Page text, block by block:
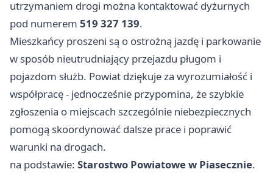
utrzymaniem drogi można kontaktować dyżurnych
pod numerem 519 327 139.
Mieszkańcy proszeni są o ostrożną jazdę i parkowanie
w sposób nieutrudniający przejazdu pługom i
pojazdom służb. Powiat dziękuje za wyrozumiałość i
współpracę - jednocześnie przypomina, że szybkie
zgłoszenia o miejscach szczególnie niebezpiecznych
pomogą skoordynować dalsze prace i poprawić
warunki na drogach.
na podstawie: Starostwo Powiatowe w Piasecznie.